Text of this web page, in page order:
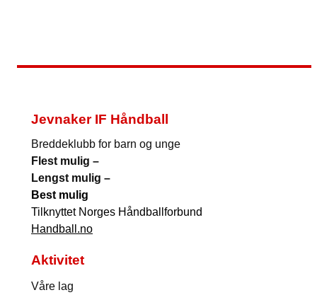
Jevnaker IF Håndball
Breddeklubb for barn og unge
Flest mulig –
Lengst mulig –
Best mulig
Tilknyttet Norges Håndballforbund
Handball.no
Aktivitet
Våre lag